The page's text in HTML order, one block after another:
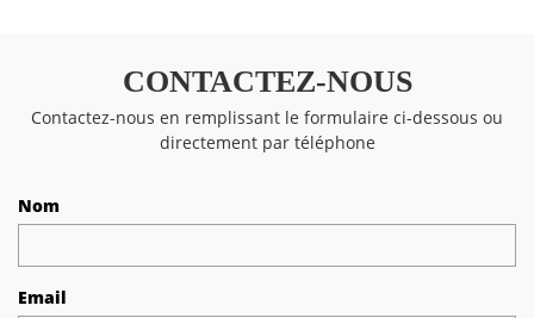
CONTACTEZ-NOUS
Contactez-nous en remplissant le formulaire ci-dessous ou
directement par téléphone
Nom
Email